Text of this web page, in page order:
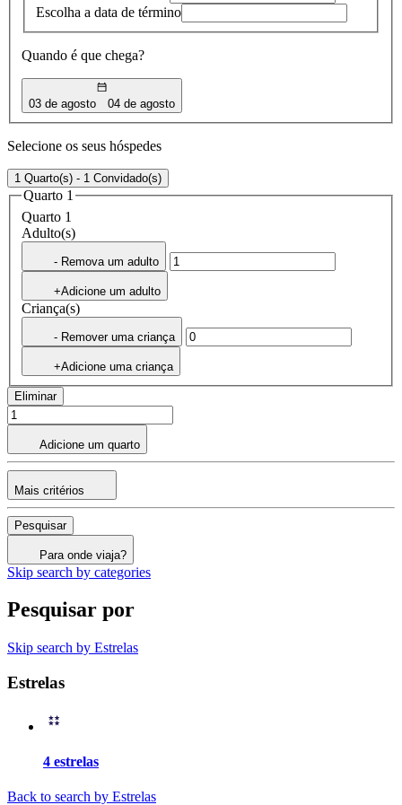
Escolha a data de término
Quando é que chega?
03 de agosto 04 de agosto
Selecione os seus hóspedes
1 Quarto(s) - 1 Convidado(s)
Quarto 1
Quarto 1
Adulto(s)
- Remova um adulto
+Adicione um adulto
Criança(s)
- Remover uma criança
+Adicione uma criança
Eliminar
Adicione um quarto
Mais critérios
Pesquisar
Para onde viaja?
Skip search by categories
Pesquisar por
Skip search by Estrelas
Estrelas
4 estrelas
Back to search by Estrelas